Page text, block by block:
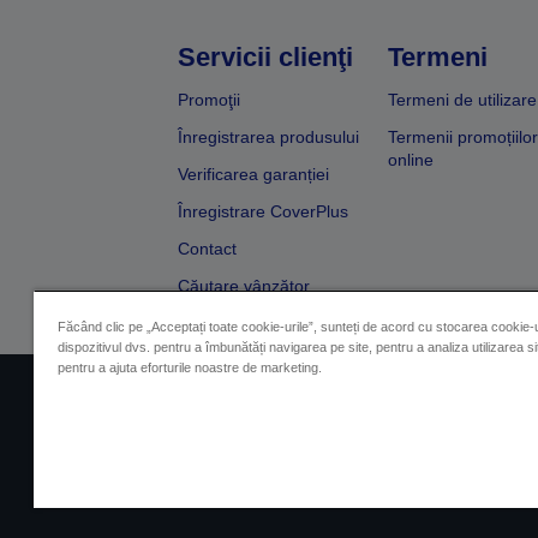
Servicii clienţi
Promoţii
Înregistrarea produsului
Verificarea garanției
Înregistrare CoverPlus
Contact
Căutare vânzător
Termeni
Termeni de utilizare
Termenii promoțiilor
online
Făcând clic pe „Acceptați toate cookie-urile”, sunteți de acord cu stocarea cookie-
dispozitivul dvs. pentru a îmbunătăți navigarea pe site, pentru a analiza utilizarea
pentru a ajuta eforturile noastre de marketing.